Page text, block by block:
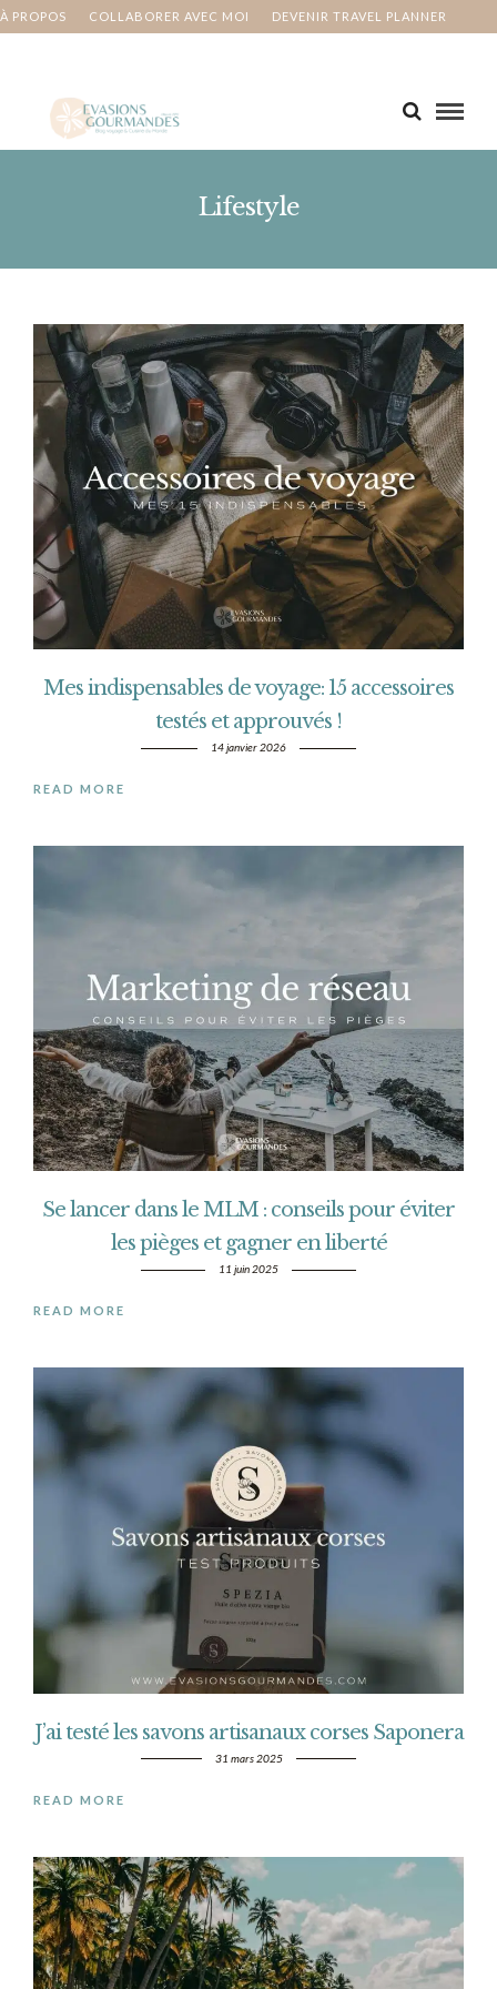
À PROPOS COLLABORER AVEC MOI DEVENIR TRAVEL PLANNER
Lifestyle
Mes indispensables de voyage: 15 accessoires
testés et approuvés !
14 janvier 2026
READ MORE
Se lancer dans le MLM : conseils pour éviter
les pièges et gagner en liberté
11 juin 2025
READ MORE
J’ai testé les savons artisanaux corses Saponera
31 mars 2025
READ MORE